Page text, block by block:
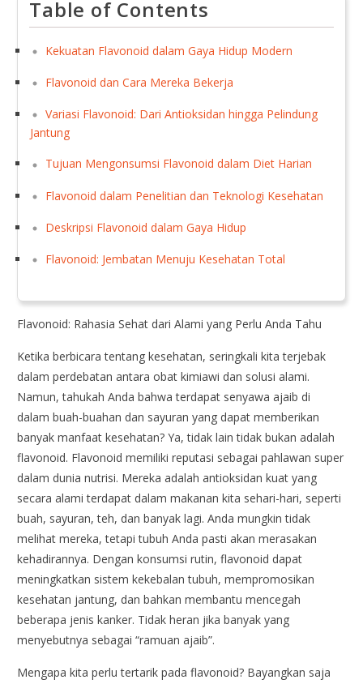
Table of Contents
Kekuatan Flavonoid dalam Gaya Hidup Modern
Flavonoid dan Cara Mereka Bekerja
Variasi Flavonoid: Dari Antioksidan hingga Pelindung
Jantung
Tujuan Mengonsumsi Flavonoid dalam Diet Harian
Flavonoid dalam Penelitian dan Teknologi Kesehatan
Deskripsi Flavonoid dalam Gaya Hidup
Flavonoid: Jembatan Menuju Kesehatan Total
Flavonoid: Rahasia Sehat dari Alami yang Perlu Anda Tahu
Ketika berbicara tentang kesehatan, seringkali kita terjebak
dalam perdebatan antara obat kimiawi dan solusi alami.
Namun, tahukah Anda bahwa terdapat senyawa ajaib di
dalam buah-buahan dan sayuran yang dapat memberikan
banyak manfaat kesehatan? Ya, tidak lain tidak bukan adalah
flavonoid. Flavonoid memiliki reputasi sebagai pahlawan super
dalam dunia nutrisi. Mereka adalah antioksidan kuat yang
secara alami terdapat dalam makanan kita sehari-hari, seperti
buah, sayuran, teh, dan banyak lagi. Anda mungkin tidak
melihat mereka, tetapi tubuh Anda pasti akan merasakan
kehadirannya. Dengan konsumsi rutin, flavonoid dapat
meningkatkan sistem kekebalan tubuh, mempromosikan
kesehatan jantung, dan bahkan membantu mencegah
beberapa jenis kanker. Tidak heran jika banyak yang
menyebutnya sebagai “ramuan ajaib”.
Mengapa kita perlu tertarik pada flavonoid? Bayangkan saja